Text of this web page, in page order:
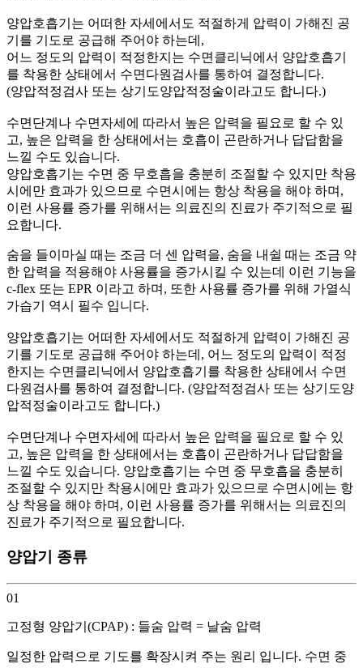
양압호흡기는 어떠한 자세에서도 적절하게 압력이 가해진 공
기를 기도로 공급해 주어야 하는데,
어느 정도의 압력이 적정한지는 수면클리닉에서 양압호흡기
를 착용한 상태에서 수면다원검사를 통하여 결정합니다.
(양압적정검사 또는 상기도양압적정술이라고도 합니다.)
수면단계나 수면자세에 따라서 높은 압력을 필요로 할 수 있
고, 높은 압력을 한 상태에서는 호흡이 곤란하거나 답답함을
느낄 수도 있습니다.
양압호흡기는 수면 중 무호흡을 충분히 조절할 수 있지만 착용
시에만 효과가 있으므로 수면시에는 항상 착용을 해야 하며,
이런 사용률 증가를 위해서는 의료진의 진료가 주기적으로 필
요합니다.
숨을 들이마실 때는 조금 더 센 압력을, 숨을 내쉴 때는 조금 약
한 압력을 적용해야 사용률을 증가시킬 수 있는데 이런 기능을
c-flex 또는 EPR 이라고 하며, 또한 사용률 증가를 위해 가열식
가습기 역시 필수 입니다.
양압호흡기는 어떠한 자세에서도 적절하게 압력이 가해진 공
기를 기도로 공급해 주어야 하는데, 어느 정도의 압력이 적정
한지는 수면클리닉에서 양압호흡기를 착용한 상태에서 수면
다원검사를 통하여 결정합니다. (양압적정검사 또는 상기도양
압적정술이라고도 합니다.)
수면단계나 수면자세에 따라서 높은 압력을 필요로 할 수 있
고, 높은 압력을 한 상태에서는 호흡이 곤란하거나 답답함을
느낄 수도 있습니다. 양압호흡기는 수면 중 무호흡을 충분히
조절할 수 있지만 착용시에만 효과가 있으므로 수면시에는 항
상 착용을 해야 하며, 이런 사용률 증가를 위해서는 의료진의
진료가 주기적으로 필요합니다.
양압기 종류
01
고정형 양압기(CPAP) : 들숨 압력 = 날숨 압력
일정한 압력으로 기도를 확장시켜 주는 원리 입니다. 수면 중